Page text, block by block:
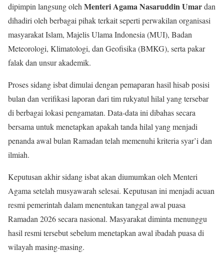
dipimpin langsung oleh Menteri Agama Nasaruddin Umardan
dihadiri oleh berbagai pihak terkait seperti perwakilan organisasi
masyarakat Islam, Majelis Ulama Indonesia (MUI), Badan
Meteorologi, Klimatologi, dan Geofisika (BMKG), serta pakar
falak dan unsur akademik.
Proses sidang isbat dimulai dengan pemaparan hasil hisab posisi
bulan dan verifikasi laporan dari tim rukyatul hilal yang tersebar
di berbagai lokasi pengamatan. Data-data ini dibahas secara
bersama untuk menetapkan apakah tanda hilal yang menjadi
penanda awal bulan Ramadan telah memenuhi kriteria syar’i dan
ilmiah.
Keputusan akhir sidang isbat akan diumumkan oleh Menteri
Agama setelah musyawarah selesai. Keputusan ini menjadi acuan
resmi pemerintah dalam menentukan tanggal awal puasa
Ramadan 2026 secara nasional. Masyarakat diminta menunggu
hasil resmi tersebut sebelum menetapkan awal ibadah puasa di
wilayah masing-masing.